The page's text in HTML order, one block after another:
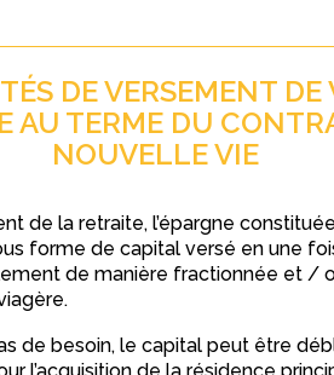
DE VERSEMENT DE
AU TERME DU
NOUVELLE VIE
de la retraite, l’épargne
forme de capital versé en une
de manière fractionnée et /
de besoin, le capital peut être